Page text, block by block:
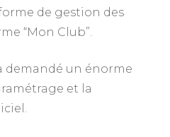
de gestion des
“Mon Club”.
demandé un énorme
et la